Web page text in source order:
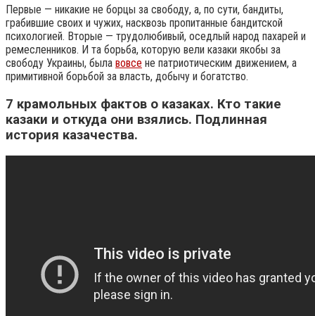
Первые — никакие не борцы за свободу, а, по сути, бандиты,
грабившие своих и чужих, насквозь пропитанные бандитской
психологией. Вторые — трудолюбивый, оседлый народ пахарей и
ремесленников. И та борьба, которую вели казаки якобы за
свободу Украины, была вовсе не патриотическим движением, а
примитивной борьбой за власть, добычу и богатство.
7 крамольных фактов о казаках. Кто такие
казаки и откуда они взялись. Подлинная
история казачества.